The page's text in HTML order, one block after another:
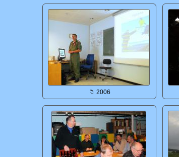
📁 2006